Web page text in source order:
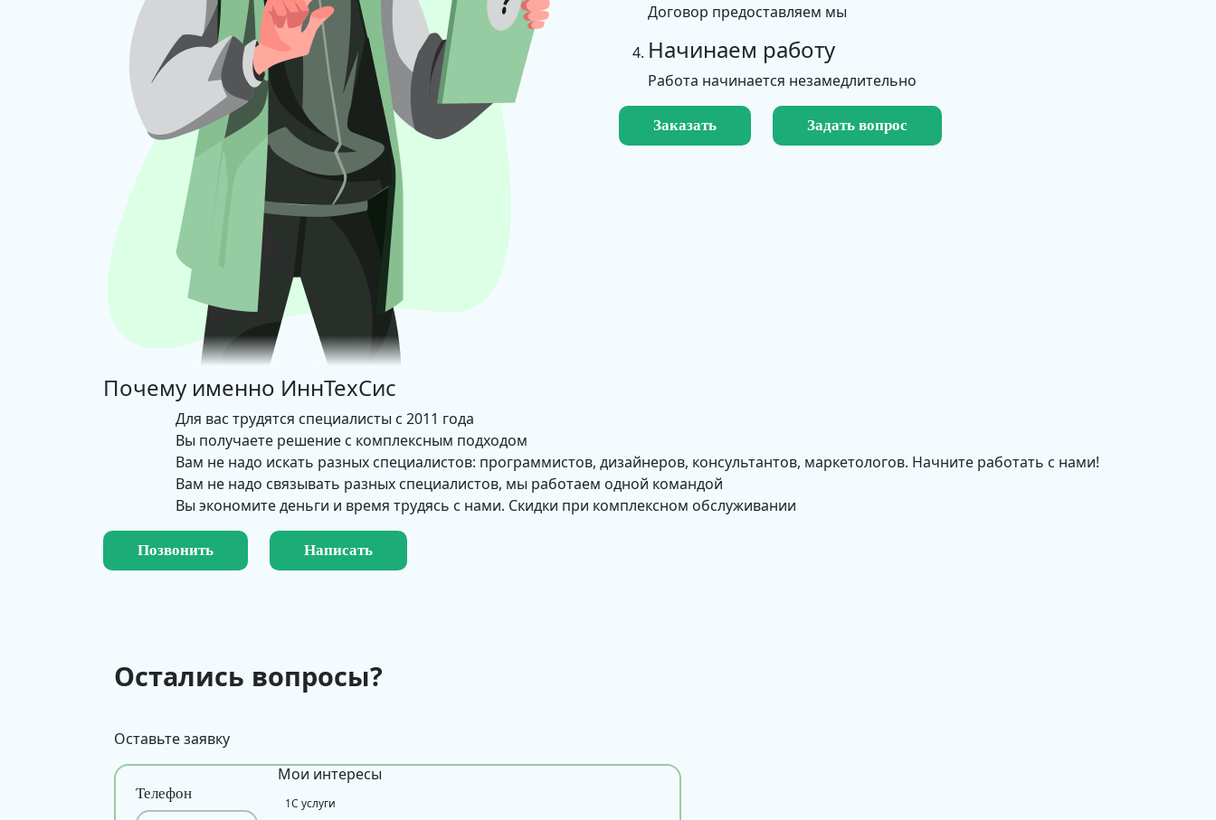
Договор предоставляем мы
Начинаем работу
Работа начинается незамедлительно
Заказать Задать вопрос
Почему именно ИннТехСис
Для вас трудятся специалисты с 2011 года
Вы получаете решение с комплексным подходом
Вам не надо искать разных специалистов: программистов, дизайнеров, консультантов, маркетологов. Начните работать с нами!
Вам не надо связывать разных специалистов, мы работаем одной командой
Вы экономите деньги и время трудясь с нами. Скидки при комплексном обслуживании
Позвонить Написать
Остались вопросы?
Оставьте заявку
Телефон
Мои интересы
1С услуги